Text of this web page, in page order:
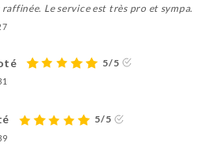
raffinée. Le service est très pro et sympa.
5/5
5/5